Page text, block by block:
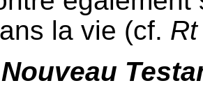
la vie (cf.